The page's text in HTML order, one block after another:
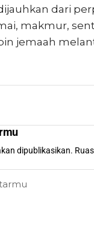
dari
makmur,
jemaah
dipublikasikan.